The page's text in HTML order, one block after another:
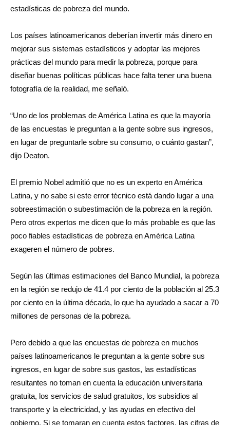
estadísticas de pobreza del mundo.
Los países latinoamericanos deberían invertir más dinero en
mejorar sus sistemas estadísticos y adoptar las mejores
prácticas del mundo para medir la pobreza, porque para
diseñar buenas políticas públicas hace falta tener una buena
fotografía de la realidad, me señaló.
“Uno de los problemas de América Latina es que la mayoría
de las encuestas le preguntan a la gente sobre sus ingresos,
en lugar de preguntarle sobre su consumo, o cuánto gastan”,
dijo Deaton.
El premio Nobel admitió que no es un experto en América
Latina, y no sabe si este error técnico está dando lugar a una
sobreestimación o subestimación de la pobreza en la región.
Pero otros expertos me dicen que lo más probable es que las
poco fiables estadísticas de pobreza en América Latina
exageren el número de pobres.
Según las últimas estimaciones del Banco Mundial, la pobreza
en la región se redujo de 41.4 por ciento de la población al 25.3
por ciento en la última década, lo que ha ayudado a sacar a 70
millones de personas de la pobreza.
Pero debido a que las encuestas de pobreza en muchos
países latinoamericanos le preguntan a la gente sobre sus
ingresos, en lugar de sobre sus gastos, las estadísticas
resultantes no toman en cuenta la educación universitaria
gratuita, los servicios de salud gratuitos, los subsidios al
transporte y la electricidad, y las ayudas en efectivo del
gobierno. Si se tomaran en cuenta estos factores, las cifras de